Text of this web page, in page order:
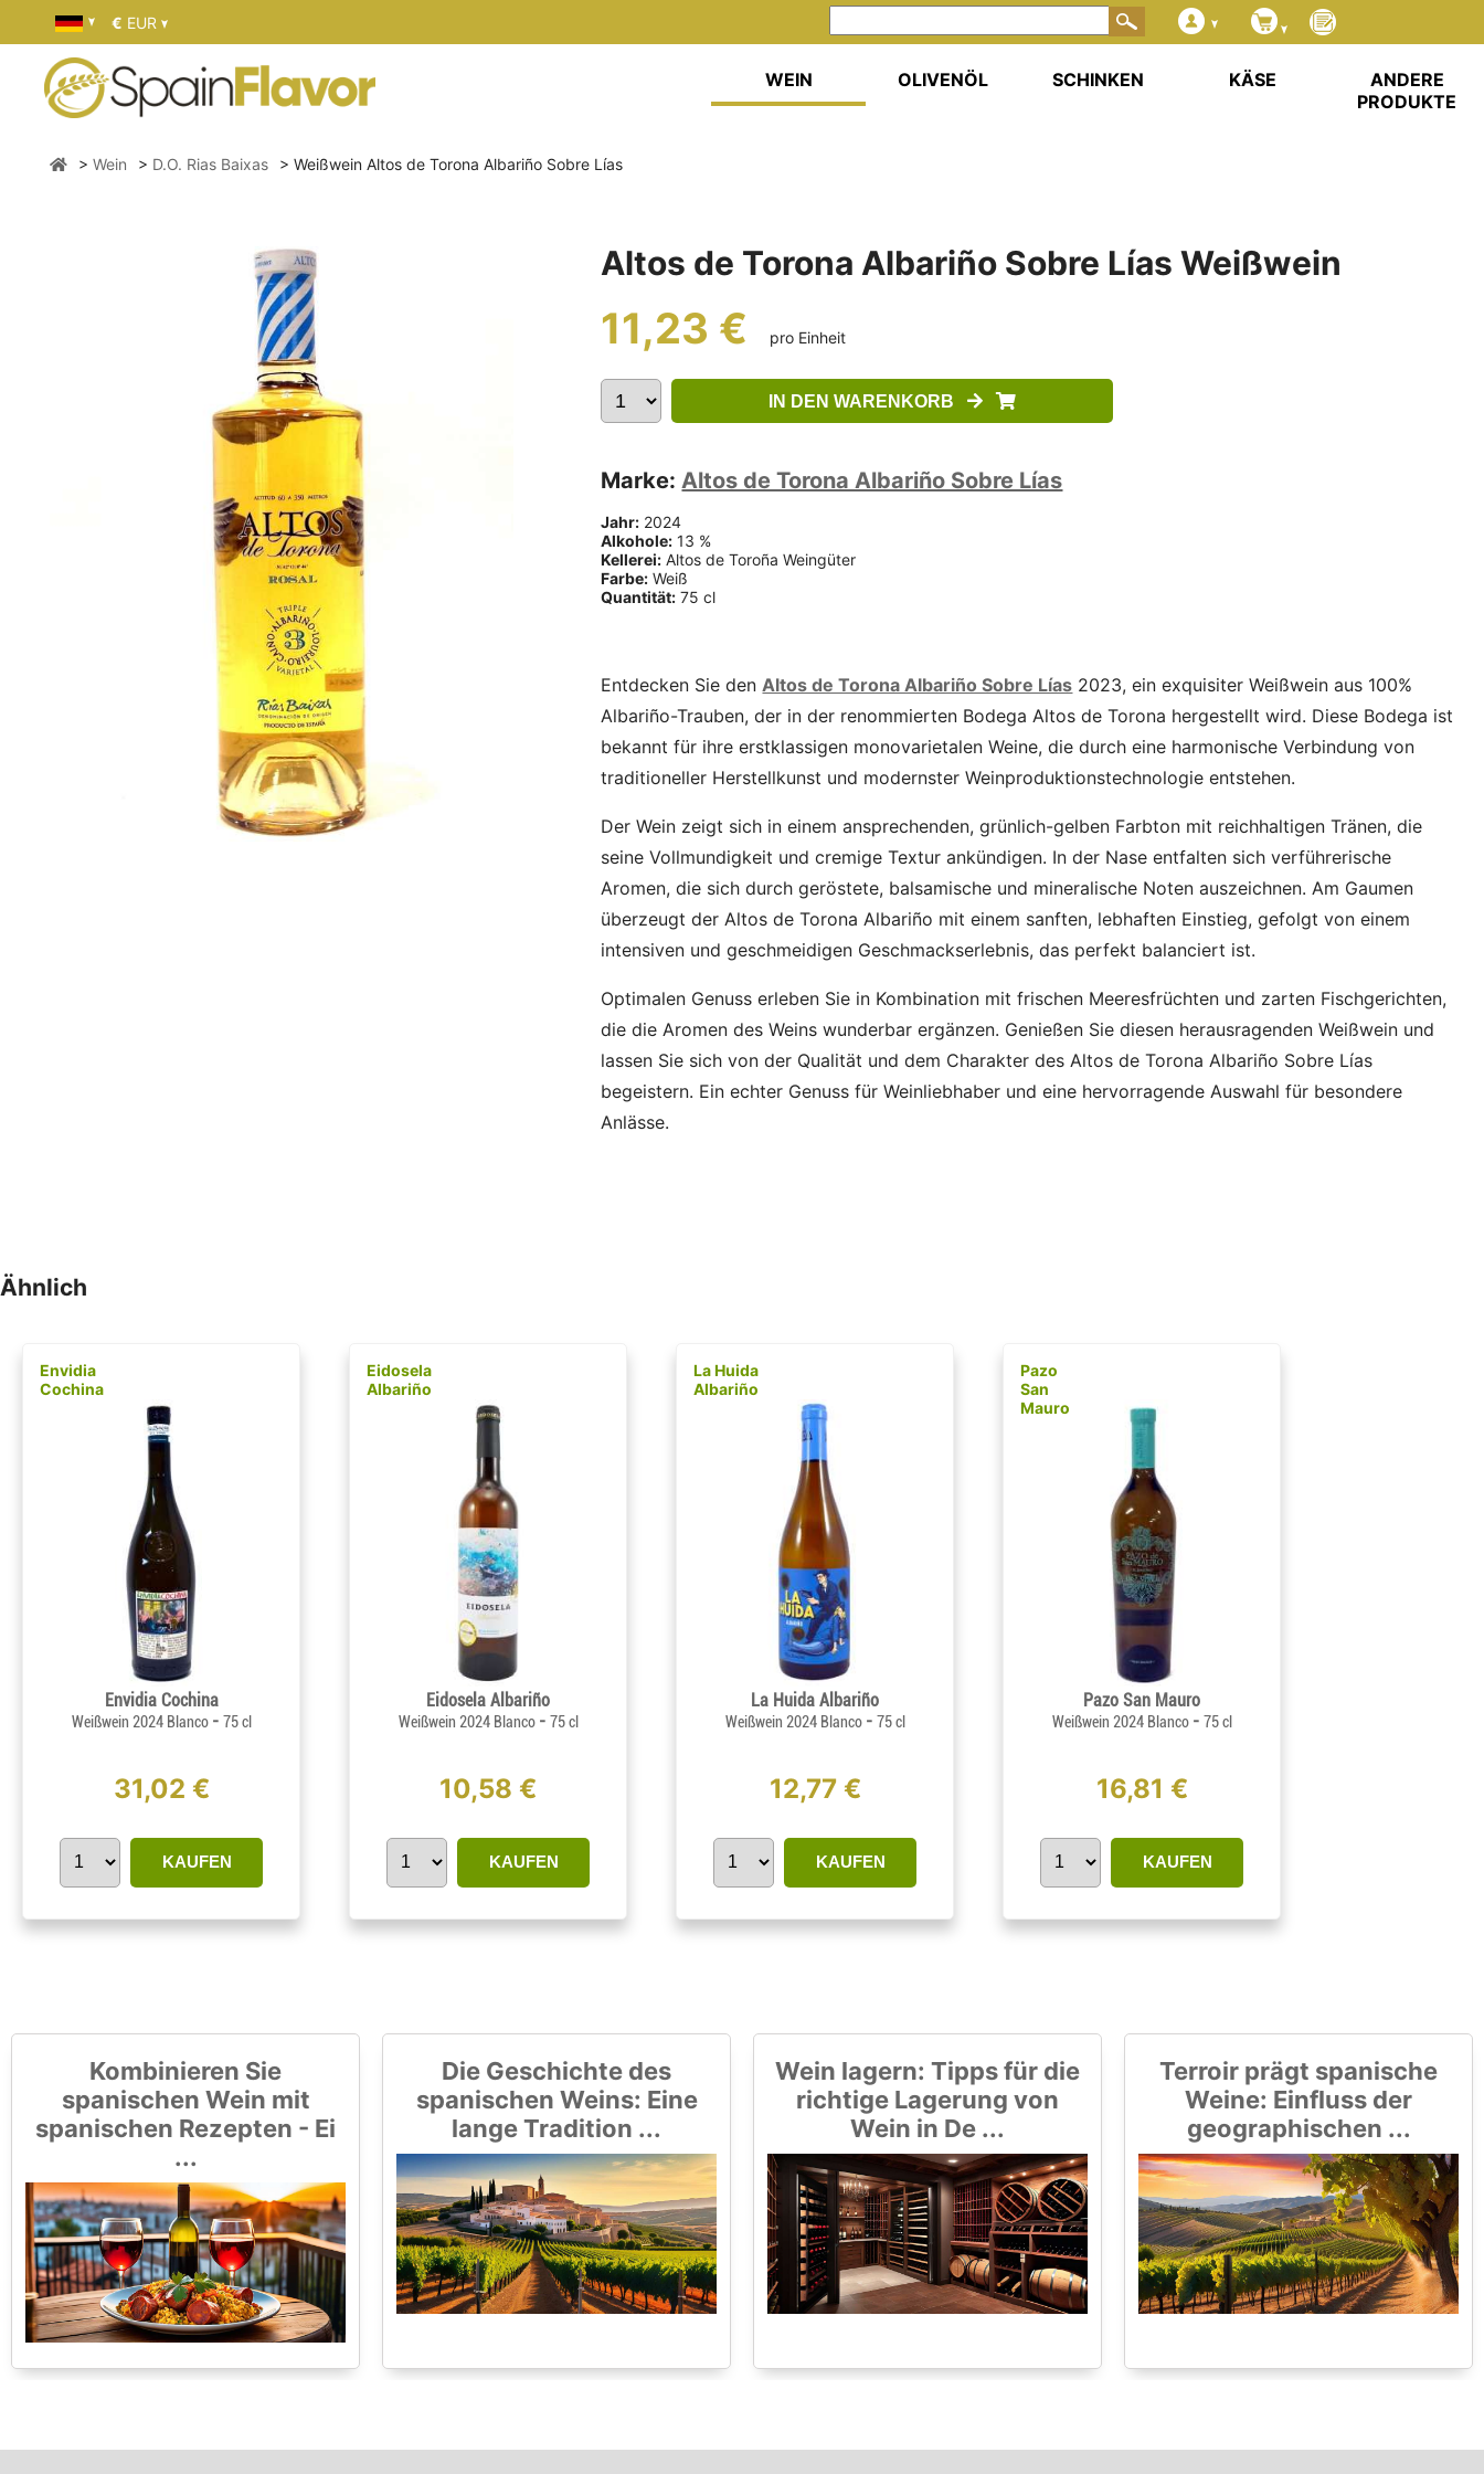
Altos de Torona Albariño Sobre Lías Weißwein
11,23 € pro Einheit
IN DEN WARENKORB
Marke: Altos de Torona Albariño Sobre Lías
Jahr: 2024
Alkohole: 13 %
Kellerei: Altos de Toroña Weingüter
Farbe: Weiß
Quantität: 75 cl
Entdecken Sie den Altos de Torona Albariño Sobre Lías 2023, ein exquisiter Weißwein aus 100%
Albariño-Trauben, der in der renommierten Bodega Altos de Torona hergestellt wird. Diese Bodega ist
bekannt für ihre erstklassigen monovarietalen Weine, die durch eine harmonische Verbindung von
traditioneller Herstellkunst und modernster Weinproduktionstechnologie entstehen.
Der Wein zeigt sich in einem ansprechenden, grünlich-gelben Farbton mit reichhaltigen Tränen, die
seine Vollmundigkeit und cremige Textur ankündigen. In der Nase entfalten sich verführerische
Aromen, die sich durch geröstete, balsamische und mineralische Noten auszeichnen. Am Gaumen
überzeugt der Altos de Torona Albariño mit einem sanften, lebhaften Einstieg, gefolgt von einem
intensiven und geschmeidigen Geschmackserlebnis, das perfekt balanciert ist.
Optimalen Genuss erleben Sie in Kombination mit frischen Meeresfrüchten und zarten Fischgerichten,
die die Aromen des Weins wunderbar ergänzen. Genießen Sie diesen herausragenden Weißwein und
lassen Sie sich von der Qualität und dem Charakter des Altos de Torona Albariño Sobre Lías
begeistern. Ein echter Genuss für Weinliebhaber und eine hervorragende Auswahl für besondere
Anlässe.
Ähnlich
Envidia
Cochina
Envidia Cochina
Weißwein 2024 Blanco - 75 cl
31,02 €
KAUFEN
Eidosela
Albariño
Eidosela Albariño
Weißwein 2024 Blanco - 75 cl
10,58 €
KAUFEN
La Huida
Albariño
La Huida Albariño
Weißwein 2024 Blanco - 75 cl
12,77 €
KAUFEN
Pazo
San
Mauro
Pazo San Mauro
Weißwein 2024 Blanco - 75 cl
16,81 €
KAUFEN
Kombinieren Sie
spanischen Wein mit
spanischen Rezepten - Ei
...
Die Geschichte des
spanischen Weins: Eine
lange Tradition ...
Wein lagern: Tipps für die
richtige Lagerung von
Wein in De ...
Terroir prägt spanische
Weine: Einfluss der
geographischen ...
€ EUR
WEIN OLIVENÖL SCHINKEN KÄSE
ANDERE
PRODUKTE
Wein D.O. Rias Baixas Weißwein Altos de Torona Albariño Sobre Lías